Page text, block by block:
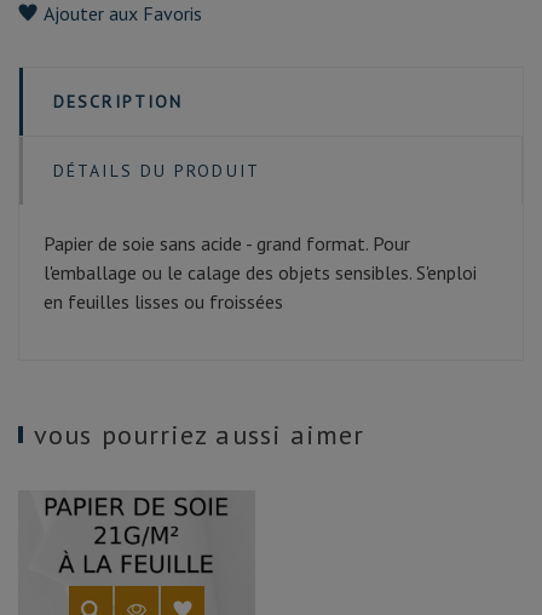
Ajouter aux Favoris
DESCRIPTION
DÉTAILS DU PRODUIT
Papier de soie sans acide - grand format. Pour
l'emballage ou le calage des objets sensibles. S'enploi
en feuilles lisses ou froissées
vous pourriez aussi aimer